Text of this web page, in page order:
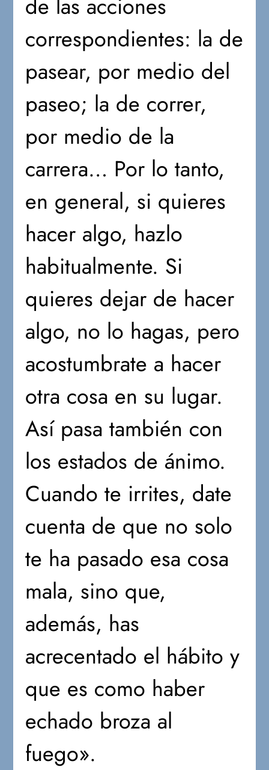
correspondientes: la de
pasear, por medio del
paseo; la de correr,
por medio de la
carrera… Por lo tanto,
en general, si quieres
hacer algo, hazlo
habitualmente. Si
quieres dejar de hacer
algo, no lo hagas, pero
acostumbrate a hacer
otra cosa en su lugar.
Así pasa también con
los estados de ánimo.
Cuando te irrites, date
cuenta de que no solo
te ha pasado esa cosa
mala, sino que,
además, has
acrecentado el hábito y
que es como haber
echado broza al
fuego».